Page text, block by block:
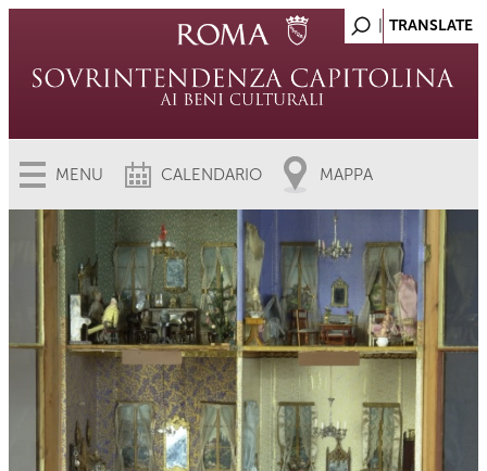
MENU CALENDARIO MAPPA